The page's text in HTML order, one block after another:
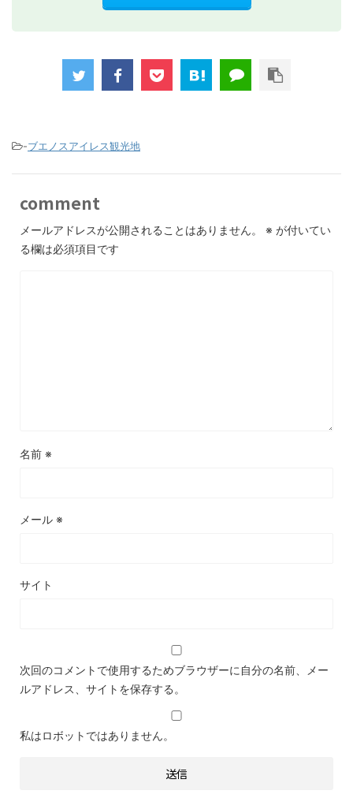
-ブエノスアイレス観光地
comment
メールアドレスが公開されることはありません。 ※ が付いてい
る欄は必須項目です
名前 ※
メール ※
サイト
次回のコメントで使用するためブラウザーに自分の名前、メー
ルアドレス、サイトを保存する。
私はロボットではありません。